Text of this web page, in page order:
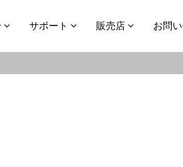
サポート 販売店 お問